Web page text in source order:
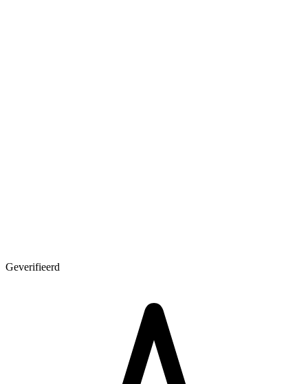
Geverifieerd